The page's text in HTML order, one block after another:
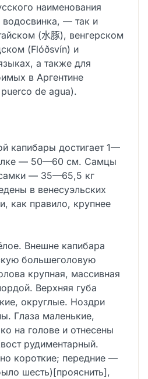
наименования
— так и
(水豚), венгерском
(Flóðsvín) и
а также для
в Аргентине
de agua).
капибары достигает 1—
— 50—60 см. Самцы
— 35—65,5 кг
в венесуэльских
как правило, крупнее
Внешне капибара
большеголовую
крупная, массивная
Верхняя губа
округлые. Ноздри
Глаза маленькие,
на голове и отнесены
рудиментарный.
короткие; передние —
шесть)[прояснить],